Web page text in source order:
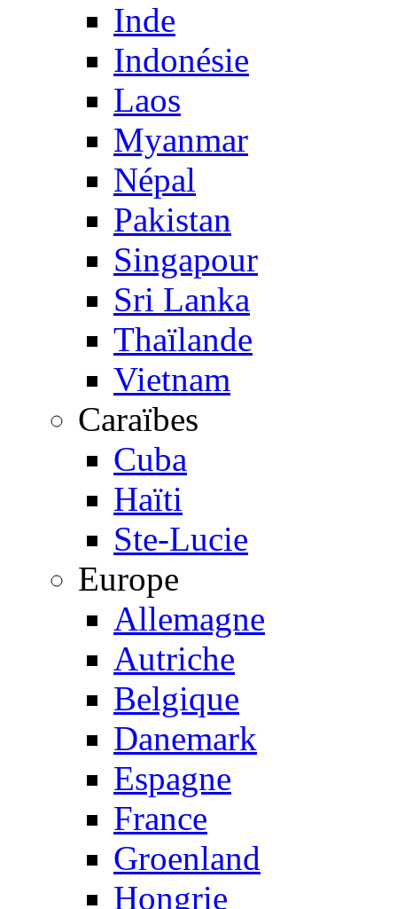
Inde
Indonésie
Laos
Myanmar
Népal
Pakistan
Singapour
Sri Lanka
Thaïlande
Vietnam
Caraïbes
Cuba
Haïti
Ste-Lucie
Europe
Allemagne
Autriche
Belgique
Danemark
Espagne
France
Groenland
Hongrie